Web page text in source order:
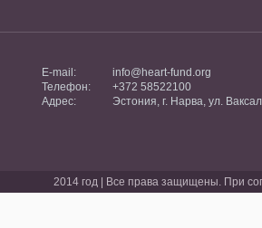
E-mail:
info@heart-fund.org
Телефон:
+372 58522100
Адрес:
Эстония, г. Нарва, ул.
2014 год | Все права защищены. При